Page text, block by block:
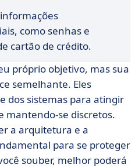
como senhas e
cartão de crédito.
próprio objetivo, mas sua
semelhante. Eles
dos sistemas para atingir
mantendo-se discretos.
a arquitetura e a
para se proteger
souber, melhor poderá